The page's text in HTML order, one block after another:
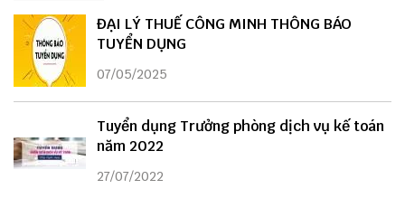
ĐẠI LÝ THUẾ CÔNG MINH THÔNG BÁO
TUYỂN DỤNG
07/05/2025
Tuyển dụng Trưởng phòng dịch vụ kế toán
năm 2022
27/07/2022